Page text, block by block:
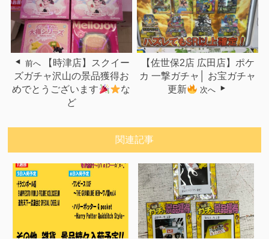
前へ
【時津店】スクイー
ズガチャ沢山の景品獲得お
めでとうございます
な
ど
【佐世保2店 広田店】ポケ
カ 一撃ガチャ│ お宝ガチャ
更新
次へ
関連記事